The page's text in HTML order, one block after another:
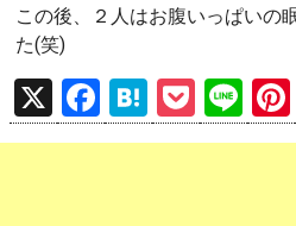
この後、２人はお腹いっぱいの
た(笑)
X
F
a
H
at
P
o
Li
n